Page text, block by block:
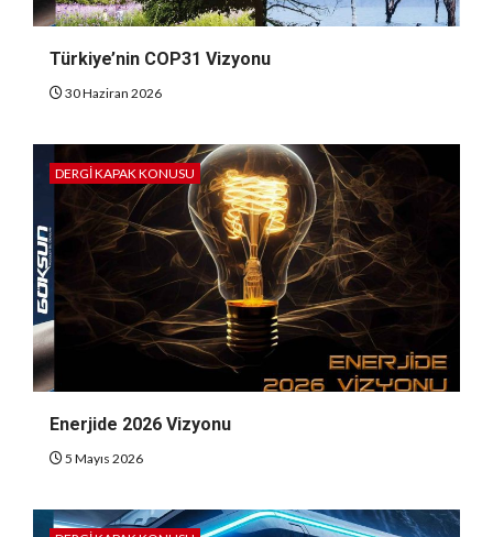
Türkiye’nin COP31 Vizyonu
30 Haziran 2026
DERGI KAPAK KONUSU
Enerjide 2026 Vizyonu
5 Mayıs 2026